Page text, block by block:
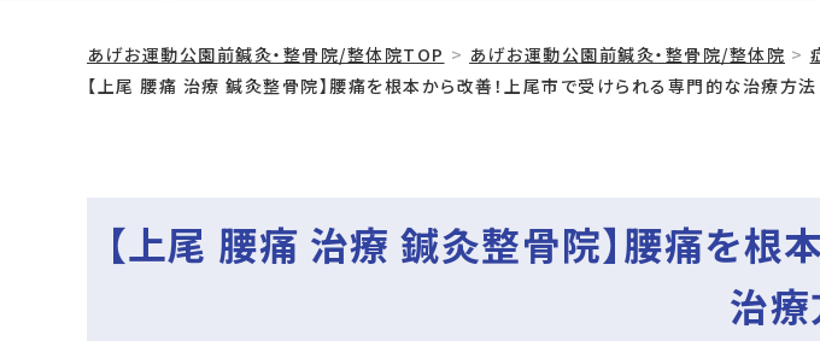
あげお運動公園前鍼灸・整骨院/整体院TOP あげお運動公園前鍼灸・整骨院/整体院
【上尾 腰痛 治療 鍼灸整骨院】腰痛を根本から改善！上尾市で受けられる専門的な治療方法
【上尾 腰痛 治療 鍼灸整骨院】腰痛を根
治